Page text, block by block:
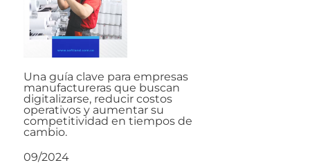
Una guía clave para empresas
manufactureras que buscan
digitalizarse, reducir costos
operativos y aumentar su
competitividad en tiempos de
cambio.
09/2024